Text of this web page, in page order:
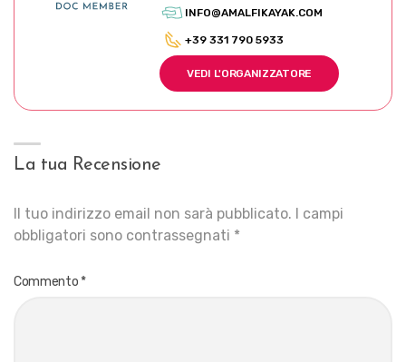
INFO@AMALFIKAYAK.COM
+39 331 790 5933
VEDI L'ORGANIZZATORE
La tua Recensione
Il tuo indirizzo email non sarà pubblicato. I campi
obbligatori sono contrassegnati *
Commento *